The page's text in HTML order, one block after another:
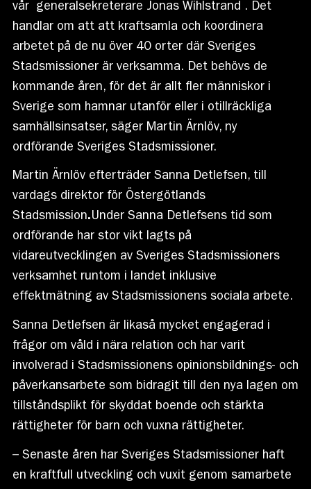
vår generalsekreterare Jonas Wihlstrand . Det
handlar om att att kraftsamla och koordinera
arbetet på de nu över 40 orter där Sveriges
Stadsmissioner är verksamma. Det behövs de
kommande åren, för det är allt fler människor i
Sverige som hamnar utanför eller i otillräckliga
samhällsinsatser, säger Martin Ärnlöv, ny
ordförande Sveriges Stadsmissioner.
Martin Ärnlöv efterträder Sanna Detlefsen, till
vardags direktor för Östergötlands
Stadsmission.Under Sanna Detlefsens tid som
ordförande har stor vikt lagts på
vidareutvecklingen av Sveriges Stadsmissioners
verksamhet runtom i landet inklusive
effektmätning av Stadsmissionens sociala arbete.
Sanna Detlefsen är likaså mycket engagerad i
frågor om våld i nära relation och har varit
involverad i Stadsmissionens opinionsbildnings- och
påverkansarbete som bidragit till den nya lagen om
tillståndsplikt för skyddat boende och stärkta
rättigheter för barn och vuxna rättigheter.
– Senaste åren har Sveriges Stadsmissioner haft
en kraftfull utveckling och vuxit genom samarbete